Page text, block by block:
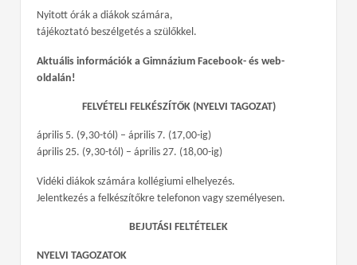
Nyitott órák a diákok számára,
tájékoztató beszélgetés a szülőkkel.
Aktuális információk a Gimnázium Facebook- és web-
oldalán!
FELVÉTELI FELKÉSZÍTŐK (NYELVI TAGOZAT)
április 5. (9,30-tól) – április 7. (17,00-ig)
április 25. (9,30-tól) – április 27. (18,00-ig)
Vidéki diákok számára kollégiumi elhelyezés.
Jelentkezés a felkészítőkre telefonon vagy személyesen.
BEJUTÁSI FELTÉTELEK
NYELVI TAGOZATOK